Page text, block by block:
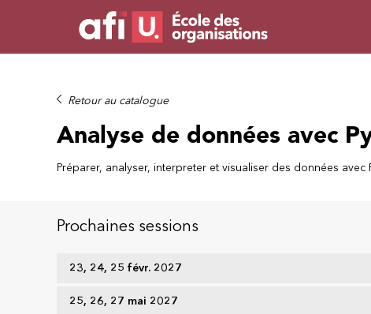
Retour au catalogue
Analyse de données avec
Préparer, analyser, interpreter et visualiser des données
Prochaines sessions
23, 24, 25 févr. 2027
25, 26, 27 mai 2027